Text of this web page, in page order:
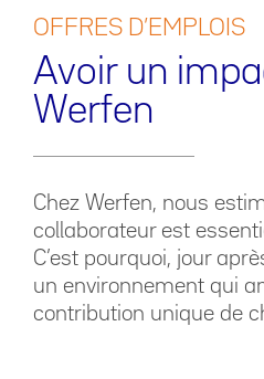
OFFRES D’EMPLOIS
Avoir un
Werfen
Chez Werfen, nous
collaborateur est
C’est pourquoi, jour
un environnement qui
contribution unique de